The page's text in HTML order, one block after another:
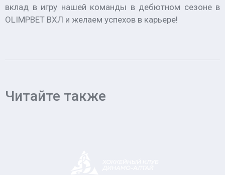
вклад в игру нашей команды в дебютном сезоне в
OLIMPBET ВХЛ и желаем успехов в карьере!
Читайте также